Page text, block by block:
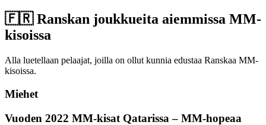
🇫🇷​ Ranskan joukkueita aiemmissa MM-
kisoissa
Alla luetellaan pelaajat, joilla on ollut kunnia edustaa Ranskaa MM-
kisoissa.
Miehet
Vuoden 2022 MM-kisat Qatarissa – MM-hopeaa